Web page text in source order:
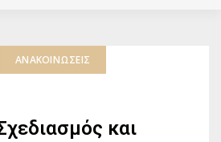
ΑΝΑΚΟΙΝΏΣΕΙΣ
και